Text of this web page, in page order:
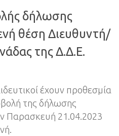
δήλωσης
θέση Διευθυντή/
της Δ.Δ.Ε.
έχουν προθεσμία
της δήλωσης
Παρασκευή 21.04.2023